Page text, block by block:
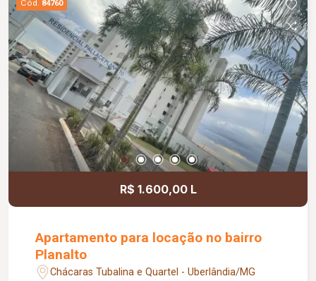
Cód. 84760
R$ 1.600,00 L
Apartamento para locação no bairro
Planalto
Chácaras Tubalina e Quartel - Uberlândia/MG